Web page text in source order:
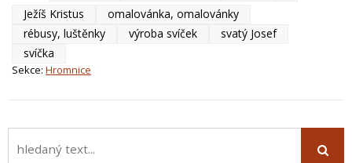
Ježíš Kristus
omalovánka, omalovánky
rébusy, luštěnky
výroba svíček
svatý Josef
svíčka
Sekce: Hromnice